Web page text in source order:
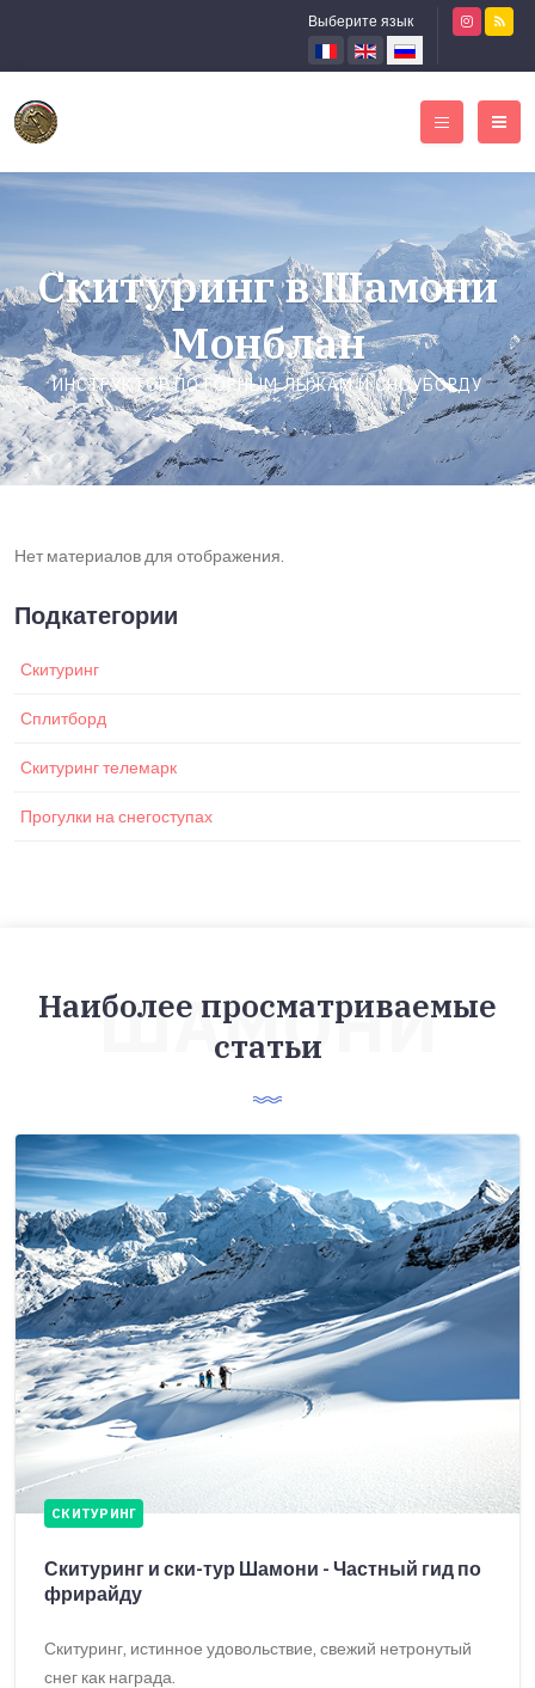
Выберите язык
Скитуринг в Шамони
Монблан
ИНСТРУКТОР ПО ГОРНЫМ ЛЫЖАМ И СНОУБОРДУ
Нет материалов для отображения.
Подкатегории
Скитуринг
Сплитборд
Скитуринг телемарк
Прогулки на снегоступах
ШАМОНИ
Наиболее просматриваемые
статьи
СКИТУРИНГ
Скитуринг и ски-тур Шамони - Частный гид по
фрирайду
Скитуринг, истинное удовольствие, свежий нетронутый
снег как награда.